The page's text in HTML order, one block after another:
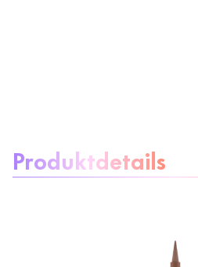
Produktdetails